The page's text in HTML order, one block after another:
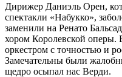
Дирижер Даниэль Орен,
спектакли «Набукко»,
заменили на Ренато
хором Королевской оперы.
оркестром с точностью и
Замечательны были
щедро осыпал нас Верди.